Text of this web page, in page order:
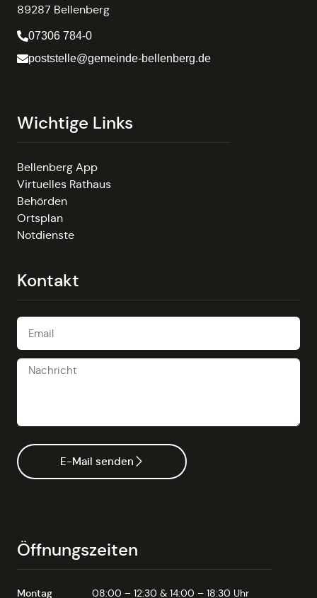
89287 Bellenberg
07306 784-0
poststelle@gemeinde-bellenberg.de
Wichtige Links
Bellenberg App
Virtuelles Rathaus
Behörden
Ortsplan
Notdienste
Kontakt
E-Mail senden
Öffnungszeiten
Montag 08:00 – 12:30 & 14:00 – 18:30 Uhr